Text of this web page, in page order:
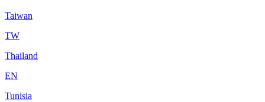
Taiwan
TW
Thailand
EN
Tunisia